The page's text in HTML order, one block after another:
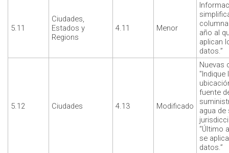
5.11
Ciudades,
Estados y
Regions
4.11 Menor
año al
aplican
datos.”
5.12 Ciudades 4.13 Modificado
Nuevas
"Indique
fuente
agua de
“Último
se
datos.”